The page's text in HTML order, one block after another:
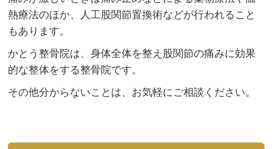
熱療法のほか、人工股関節置換術などが行われること
もあります。
かとう整骨院は、身体全体を整え股関節の痛みに効果
的な整体をする整骨院です。
その他分からないことは、お気軽にご相談ください。